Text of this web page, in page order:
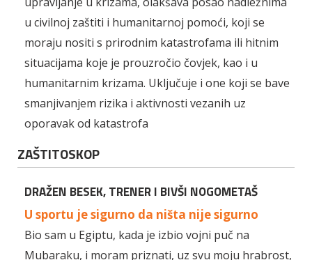
u civilnoj zaštiti i humanitarnoj pomoći, koji se
moraju nositi s prirodnim katastrofama ili hitnim
situacijama koje je prouzročio čovjek, kao i u
humanitarnim krizama. Uključuje i one koji se bave
smanjivanjem rizika i aktivnosti vezanih uz
oporavak od katastrofa
ZAŠTITOSKOP
DRAŽEN BESEK, TRENER I BIVŠI NOGOMETAŠ
U sportu je sigurno da ništa nije sigurno
Bio sam u Egiptu, kada je izbio vojni puč na
Mubaraku, i moram priznati, uz svu moju hrabrost,